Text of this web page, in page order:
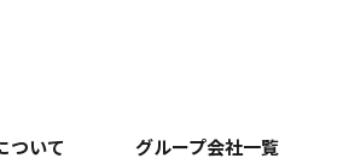
ついて グループ会社一覧